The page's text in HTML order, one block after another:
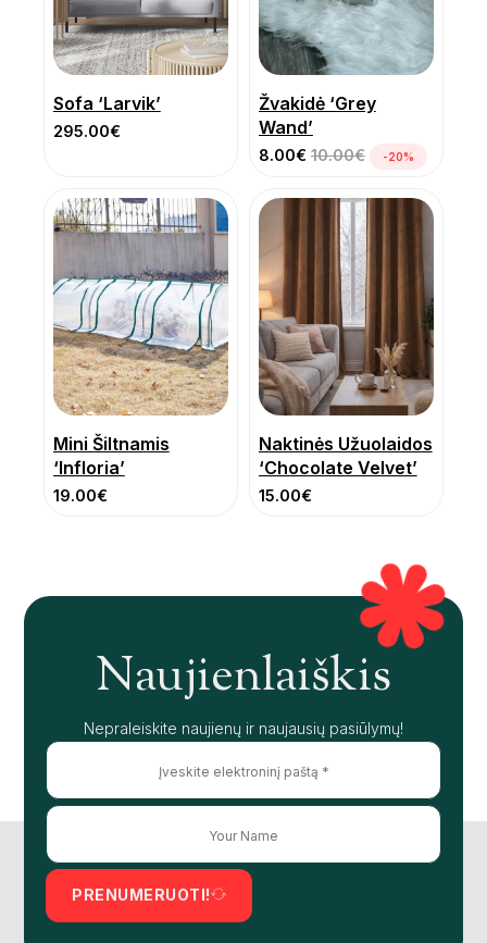
Sofa ‘Larvik’
295.00€
Žvakidė ‘Grey
Wand’
8.00€ 10.00€ -20%
Mini Šiltnamis
‘Infloria’
19.00€
Naktinės Užuolaidos
‘Chocolate Velvet’
15.00€
Naujienlaiškis
Nepraleiskite naujienų ir naujausių pasiūlymų!
PRENUMERUOTI!